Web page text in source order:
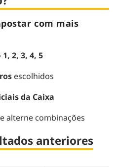
com mais
1, 2, 3, 4, 5
escolhidos
da Caixa
alterne combinações
anteriores